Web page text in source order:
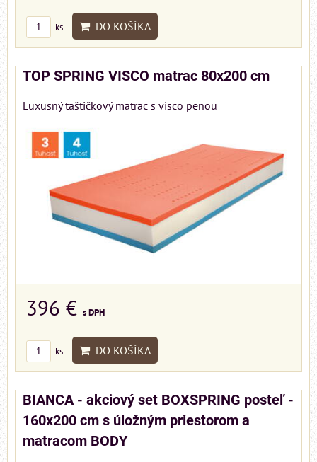
ks DO KOŠÍKA
TOP SPRING VISCO matrac 80x200 cm
Luxusný taštičkový matrac s visco penou
396 € s DPH
ks DO KOŠÍKA
BIANCA - akciový set BOXSPRING posteľ -
160x200 cm s úložným priestorom a
matracom BODY